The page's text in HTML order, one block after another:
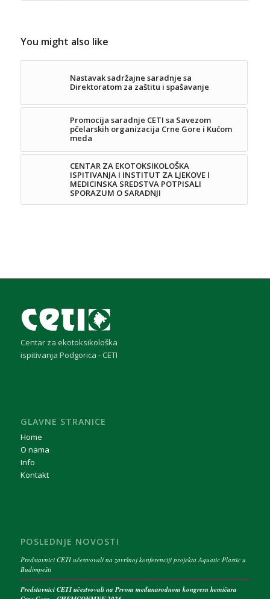
You might also like
Nastavak sadržajne saradnje sa
Direktoratom za zaštitu i spašavanje
Promocija saradnje CETI sa Savezom
pčelarskih organizacija Crne Gore i Kućom
meda
CENTAR ZA EKOTOKSIKOLOŠKA
ISPITIVANJA I INSTITUT ZA LJEKOVE I
MEDICINSKA SREDSTVA POTPISALI
SPORAZUM O SARADNJI
Centar za ekotoksikološka
ispitivanja Podgorica - CETI
GLAVNE STRANICE
Home
O nama
Info
Kontakt
POSLEDNJE NOVOSTI
Predstavnici CETI učestvovali na završnoj konferenciji projekta Aquatic Plastic u
Budimpešti
Predstavnici CETI učestvovali na Prvom međunarodnom kongresu hemičara